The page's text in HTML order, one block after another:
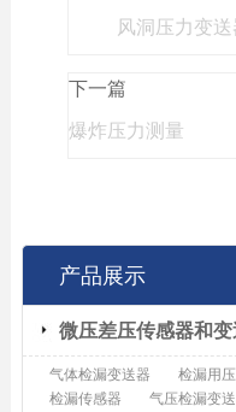
风洞压力变送
下一篇
爆炸压力测量
产品展示
微压差压传感器和变
气体检漏变送器 检漏用
检漏传感器
气压检漏变